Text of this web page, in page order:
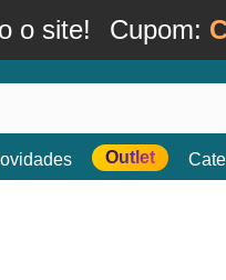
o site! Cupom:
Outlet